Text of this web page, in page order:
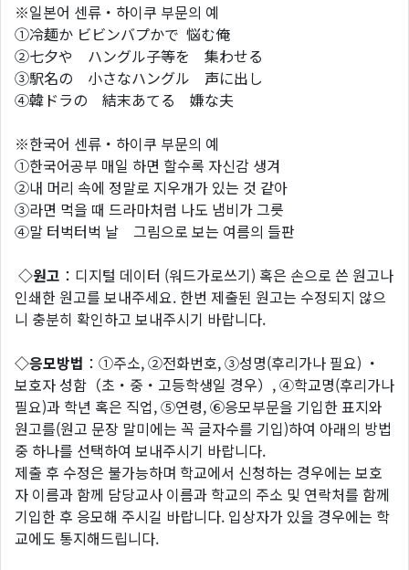
※일본어 센류・하이쿠 부문의 예
①冷麺か ビビンバプかで 悩む俺
②七夕や ハングル子等を 集わせる
③駅名の 小さなハングル 声に出し
④韓ドラの 結末あてる 嫌な夫
※한국어 센류・하이쿠 부문의 예
①한국어공부 매일 하면 할수록 자신감 생겨
②내 머리 속에 정말로 지우개가 있는 것 같아
③라면 먹을 때 드라마처럼 나도 냄비가 그릇
④말 터벅터벅 날 그림으로 보는 여름의 들판
◇원고 ：디지털 데이터 (워드가로쓰기) 혹은 손으로 쓴 원고나
인쇄한 원고를 보내주세요. 한번 제출된 원고는 수정되지 않으
니 충분히 확인하고 보내주시기 바랍니다.
◇응모방법 ：①주소, ②전화번호, ③성명(후리가나 필요) ・
보호자 성함（초・중・고등학생일 경우）, ④학교명(후리가나
필요)과 학년 혹은 직업, ⑤연령, ⑥응모부문을 기입한 표지와
원고를(원고 문장 말미에는 꼭 글자수를 기입)하여 아래의 방법
중 하나를 선택하여 보내주시기 바랍니다.
제출 후 수정은 불가능하며 학교에서 신청하는 경우에는 보호
자 이름과 함께 담당교사 이름과 학교의 주소 및 연락처를 함께
기입한 후 응모해 주시길 바랍니다. 입상자가 있을 경우에는 학
교에도 통지해드립니다.